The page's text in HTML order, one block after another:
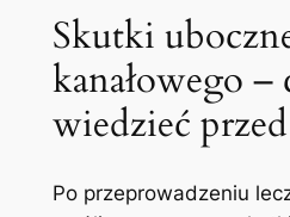
Skutki
kanałowego
wiedzieć
Po przeprowadzeniu